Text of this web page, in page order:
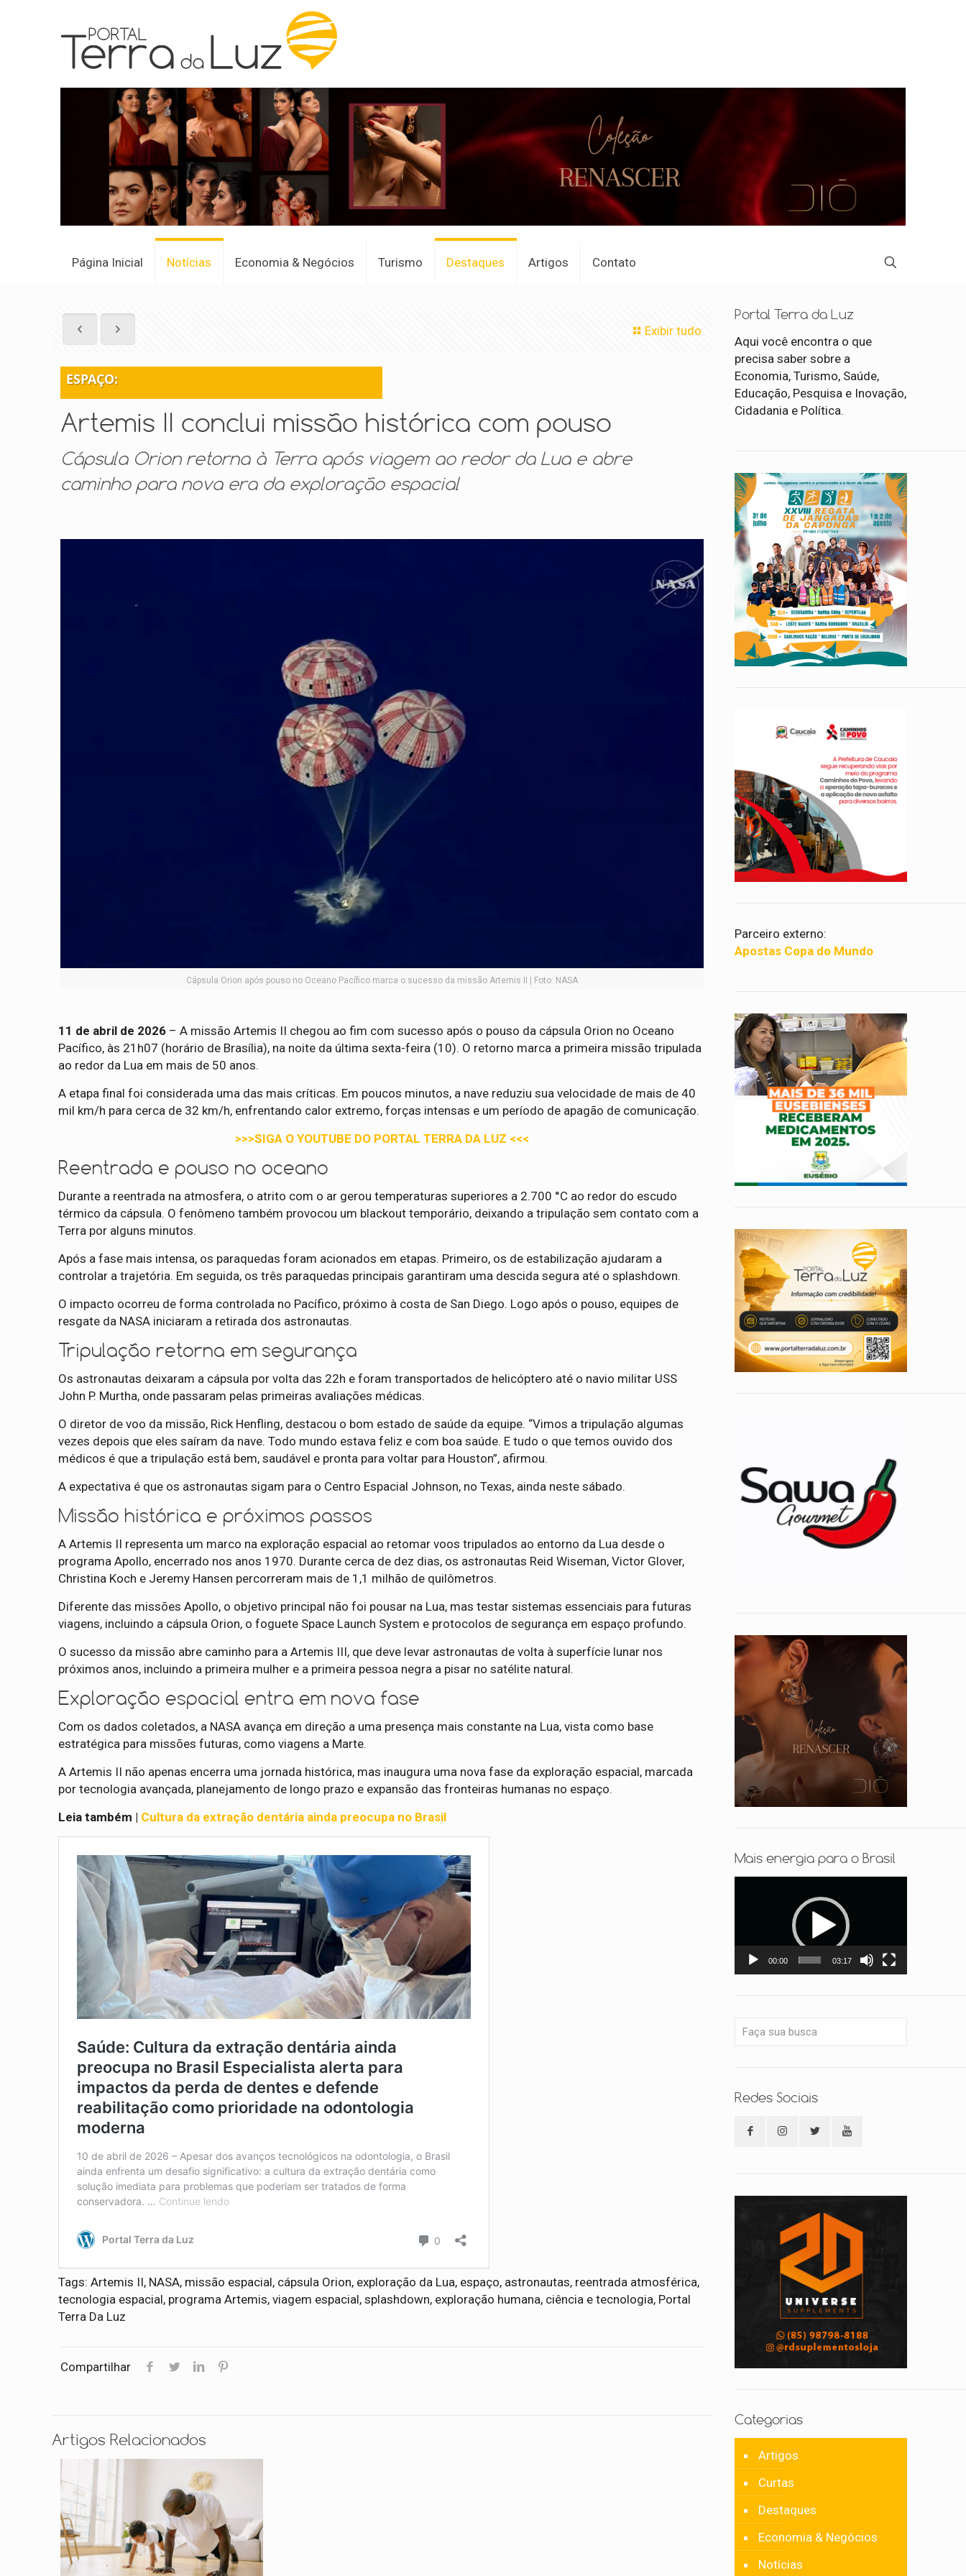
Página Inicial Notícias Economia & Negócios Turismo Destaques Artigos Contato
Exibir tudo
ESPAÇO:
Artemis II conclui missão histórica com pouso
Cápsula Orion retorna à Terra após viagem ao redor da Lua e abre
caminho para nova era da exploração espacial
Cápsula Orion após pouso no Oceano Pacífico marca o sucesso da missão Artemis II | Foto: NASA
11 de abril de 2026 – A missão Artemis II chegou ao fim com sucesso após o pouso da cápsula Orion no Oceano
Pacífico, às 21h07 (horário de Brasília), na noite da última sexta-feira (10). O retorno marca a primeira missão tripulada
ao redor da Lua em mais de 50 anos.
A etapa final foi considerada uma das mais críticas. Em poucos minutos, a nave reduziu sua velocidade de mais de 40
mil km/h para cerca de 32 km/h, enfrentando calor extremo, forças intensas e um período de apagão de comunicação.
>>>SIGA O YOUTUBE DO PORTAL TERRA DA LUZ <<<
Reentrada e pouso no oceano
Durante a reentrada na atmosfera, o atrito com o ar gerou temperaturas superiores a 2.700 °C ao redor do escudo
térmico da cápsula. O fenômeno também provocou um blackout temporário, deixando a tripulação sem contato com a
Terra por alguns minutos.
Após a fase mais intensa, os paraquedas foram acionados em etapas. Primeiro, os de estabilização ajudaram a
controlar a trajetória. Em seguida, os três paraquedas principais garantiram uma descida segura até o splashdown.
O impacto ocorreu de forma controlada no Pacífico, próximo à costa de San Diego. Logo após o pouso, equipes de
resgate da NASA iniciaram a retirada dos astronautas.
Tripulação retorna em segurança
Os astronautas deixaram a cápsula por volta das 22h e foram transportados de helicóptero até o navio militar USS
John P. Murtha, onde passaram pelas primeiras avaliações médicas.
O diretor de voo da missão, Rick Henfling, destacou o bom estado de saúde da equipe. “Vimos a tripulação algumas
vezes depois que eles saíram da nave. Todo mundo estava feliz e com boa saúde. E tudo o que temos ouvido dos
médicos é que a tripulação está bem, saudável e pronta para voltar para Houston”, afirmou.
A expectativa é que os astronautas sigam para o Centro Espacial Johnson, no Texas, ainda neste sábado.
Missão histórica e próximos passos
A Artemis II representa um marco na exploração espacial ao retomar voos tripulados ao entorno da Lua desde o
programa Apollo, encerrado nos anos 1970. Durante cerca de dez dias, os astronautas Reid Wiseman, Victor Glover,
Christina Koch e Jeremy Hansen percorreram mais de 1,1 milhão de quilômetros.
Diferente das missões Apollo, o objetivo principal não foi pousar na Lua, mas testar sistemas essenciais para futuras
viagens, incluindo a cápsula Orion, o foguete Space Launch System e protocolos de segurança em espaço profundo.
O sucesso da missão abre caminho para a Artemis III, que deve levar astronautas de volta à superfície lunar nos
próximos anos, incluindo a primeira mulher e a primeira pessoa negra a pisar no satélite natural.
Exploração espacial entra em nova fase
Com os dados coletados, a NASA avança em direção a uma presença mais constante na Lua, vista como base
estratégica para missões futuras, como viagens a Marte.
A Artemis II não apenas encerra uma jornada histórica, mas inaugura uma nova fase da exploração espacial, marcada
por tecnologia avançada, planejamento de longo prazo e expansão das fronteiras humanas no espaço.
Leia também | Cultura da extração dentária ainda preocupa no Brasil
Tags: Artemis II, NASA, missão espacial, cápsula Orion, exploração da Lua, espaço, astronautas, reentrada atmosférica,
tecnologia espacial, programa Artemis, viagem espacial, splashdown, exploração humana, ciência e tecnologia, Portal
Terra Da Luz
Compartilhar
Artigos Relacionados
Portal Terra da Luz
Aqui você encontra o que
precisa saber sobre a
Economia, Turismo, Saúde,
Educação, Pesquisa e Inovação,
Cidadania e Política.
Parceiro externo:
Apostas Copa do Mundo
Mais energia para o Brasil
00:00 03:17
Redes Sociais
Categorias
Artigos
Curtas
Destaques
Economia & Negócios
Notícias